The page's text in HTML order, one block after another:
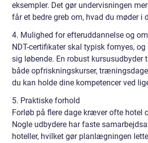
eksempler. Det gør undervisningen
får et bedre greb om, hvad du møder i
4. Mulighed for efteruddannelse og
NDT-certifikater skal typisk fornyes,
sig løbende. En robust kursusudbyder
både opfriskningskurser,
du kan holde dine kompetencer ved
5. Praktiske forhold
Forløb på flere dage kræver ofte hotel
Nogle udbydere har faste
hoteller, hvilket gør planlægningen